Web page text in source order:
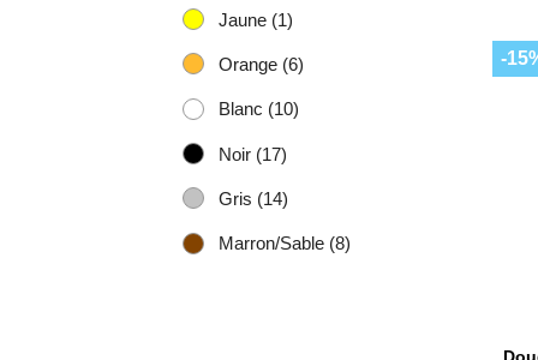
Jaune (1)
Orange (6)
Blanc (10)
Noir (17)
Gris (14)
Marron/Sable (8)
-